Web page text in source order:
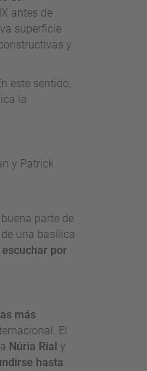
antes de
superficie
y
este sentido,
la
y Patrick
parte de
una basílica
por
más
El
Núria Rial y
hasta